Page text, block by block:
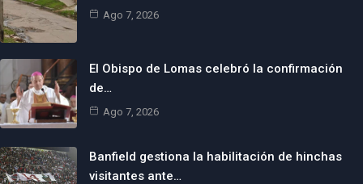
Ago 7, 2026
El Obispo de Lomas celebró la confirmación
de…
Ago 7, 2026
Banfield gestiona la habilitación de hinchas
visitantes ante…